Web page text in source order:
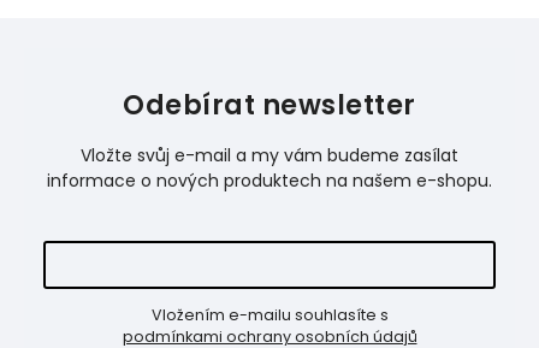
Odebírat newsletter
Vložte svůj e-mail a my vám budeme zasílat
informace o nových produktech na našem e-shopu.
podmínkami ochrany osobních údajů